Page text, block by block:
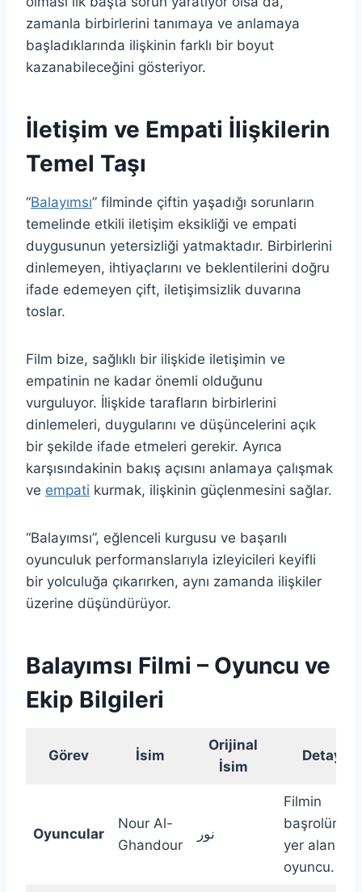
zamanla birbirlerini tanımaya ve anlamaya
başladıklarında ilişkinin farklı bir boyut
kazanabileceğini gösteriyor.
İletişim ve Empati İlişkilerin
Temel Taşı
“Balayımsı” filminde çiftin yaşadığı sorunların
temelinde etkili iletişim eksikliği ve empati
duygusunun yetersizliği yatmaktadır. Birbirlerini
dinlemeyen, ihtiyaçlarını ve beklentilerini doğru
ifade edemeyen çift, iletişimsizlik duvarına
toslar.
Film bize, sağlıklı bir ilişkide iletişimin ve
empatinin ne kadar önemli olduğunu
vurguluyor. İlişkide tarafların birbirlerini
dinlemeleri, duygularını ve düşüncelerini açık
bir şekilde ifade etmeleri gerekir. Ayrıca
karşısındakinin bakış açısını anlamaya çalışmak
ve empati kurmak, ilişkinin güçlenmesini sağlar.
“Balayımsı”, eğlenceli kurgusu ve başarılı
oyunculuk performanslarıyla izleyicileri keyifli
bir yolculuğa çıkarırken, aynı zamanda ilişkiler
üzerine düşündürüyor.
Balayımsı Filmi – Oyuncu ve
Ekip Bilgileri
Görev İsim
Orijinal
İsim
Detay
Oyuncular
Nour Al-
Ghandour
نور
Filmin
başrolünde
yer alan
oyuncu.